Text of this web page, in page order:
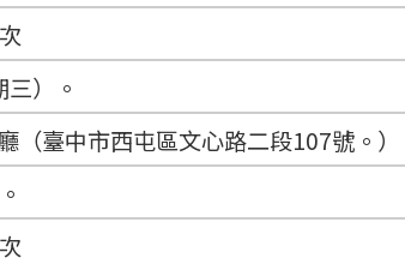
）。
臺中市西屯區文心路二段107號。）